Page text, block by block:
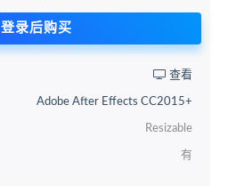
登录后购买
查看
Adobe After Effects CC2015+
Resizable
有